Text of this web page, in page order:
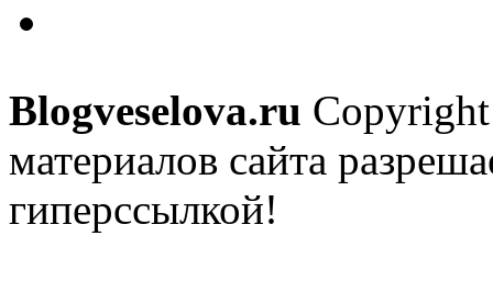
Blogveselova.ru
материалов сайта
гиперссылкой!